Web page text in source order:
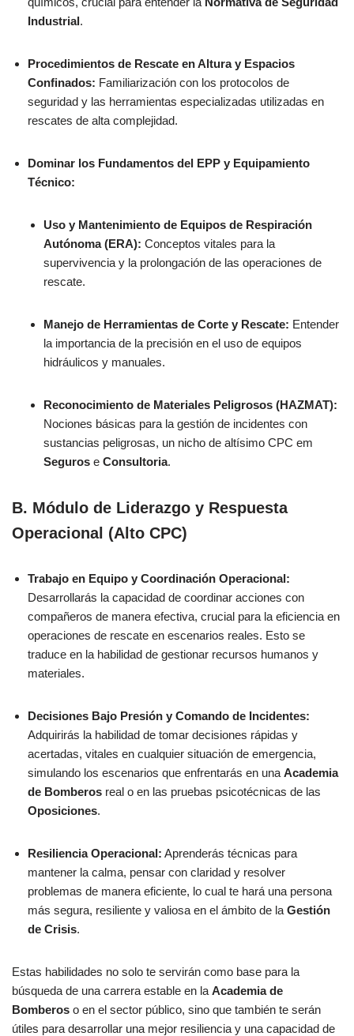
Industrial.
Procedimientos de Rescate en Altura y Espacios
Confinados: Familiarización con los protocolos de
seguridad y las herramientas especializadas utilizadas en
rescates de alta complejidad.
Dominar los Fundamentos del EPP y Equipamiento
Técnico:
Uso y Mantenimiento de Equipos de Respiración
Autónoma (ERA): Conceptos vitales para la
supervivencia y la prolongación de las operaciones de
rescate.
Manejo de Herramientas de Corte y Rescate: Entender
la importancia de la precisión en el uso de equipos
hidráulicos y manuales.
Reconocimiento de Materiales Peligrosos (HAZMAT):
Nociones básicas para la gestión de incidentes con
sustancias peligrosas, un nicho de altísimo CPC em
Seguros e Consultoria.
B. Módulo de Liderazgo y Respuesta
Operacional (Alto CPC)
Trabajo en Equipo y Coordinación Operacional:
Desarrollarás la capacidad de coordinar acciones con
compañeros de manera efectiva, crucial para la eficiencia en
operaciones de rescate en escenarios reales. Esto se
traduce en la habilidad de gestionar recursos humanos y
materiales.
Decisiones Bajo Presión y Comando de Incidentes:
Adquirirás la habilidad de tomar decisiones rápidas y
acertadas, vitales en cualquier situación de emergencia,
simulando los escenarios que enfrentarás en una Academia
de Bomberos real o en las pruebas psicotécnicas de las
Oposiciones.
Resiliencia Operacional: Aprenderás técnicas para
mantener la calma, pensar con claridad y resolver
problemas de manera eficiente, lo cual te hará una persona
más segura, resiliente y valiosa en el ámbito de la Gestión
de Crisis.
Estas habilidades no solo te servirán como base para la
búsqueda de una carrera estable en la Academia de
Bomberos o en el sector público, sino que también te serán
útiles para desarrollar una mejor resiliencia y una capacidad de